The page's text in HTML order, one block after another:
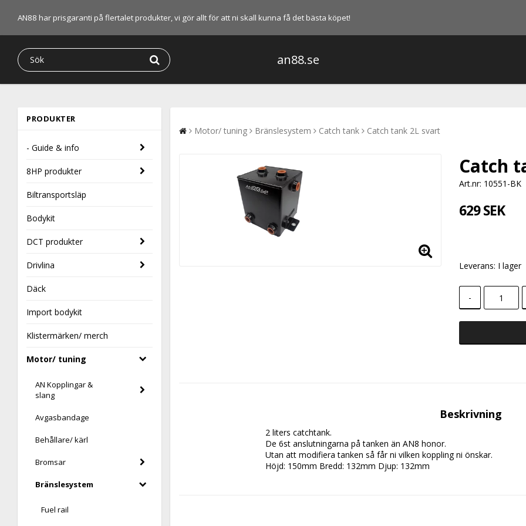
AN88 har prisgaranti på flertalet produkter, vi gör allt för att ni skall kunna få det bästa köpet!
an88.se
PRODUKTER
- Guide & info
8HP produkter
Biltransportsläp
Bodykit
DCT produkter
Drivlina
Däck
Import bodykit
Klistermärken/ merch
Motor/ tuning
AN Kopplingar &
slang
Avgasbandage
Behållare/ kärl
Bromsar
Bränslesystem
Fuel rail
Motor/ tuning Bränslesystem Catch tank Catch tank 2L svart
Catch
Art.nr: 10551-BK
629 SEK
Leverans: I lager
-
Beskrivning
2 liters catchtank.
De 6st anslutningarna på tanken än AN8 honor.
Utan att modifiera tanken så får ni vilken koppling ni önskar.
Höjd: 150mm Bredd: 132mm Djup: 132mm